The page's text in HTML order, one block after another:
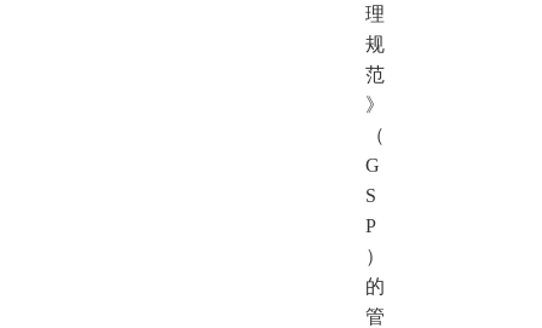
理
规
范
》
（
G
S
P
）
的
管